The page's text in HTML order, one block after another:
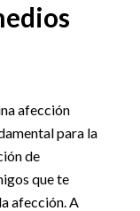
afección
para la
de
que te
afección. A